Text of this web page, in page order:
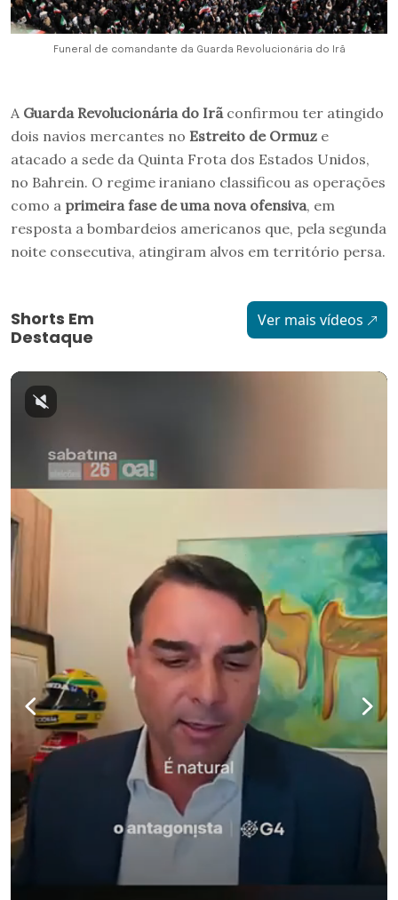
Funeral de comandante da Guarda Revolucionária do Irã
A Guarda Revolucionária do Irãconfirmou ter atingido
dois navios mercantes no Estreito de Ormuz e
atacado a sede da Quinta Frota dos Estados Unidos,
no Bahrein. O regime iraniano classificou as operações
como a primeira fase de uma nova ofensiva, em
resposta a bombardeios americanos que, pela segunda
noite consecutiva, atingiram alvos em território persa.
Shorts Em
Destaque
Ver mais vídeos